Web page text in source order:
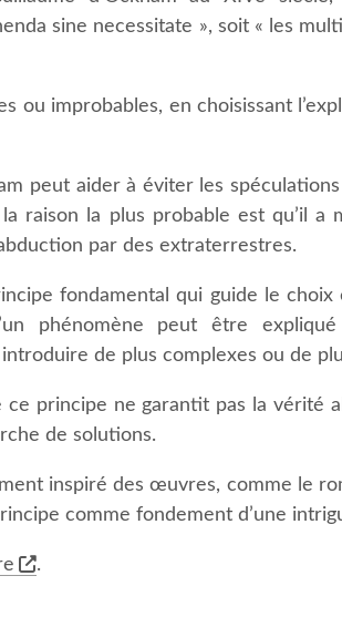
sine necessitate », soit « les
ou improbables, en choisissant
peut aider à éviter les
raison la plus probable est qu’il a
par des extraterrestres.
fondamental qui guide le
phénomène peut être
introduire de plus complexes ou de
principe ne garantit pas la vérité
de solutions.
inspiré des œuvres, comme le
comme fondement d’une
.